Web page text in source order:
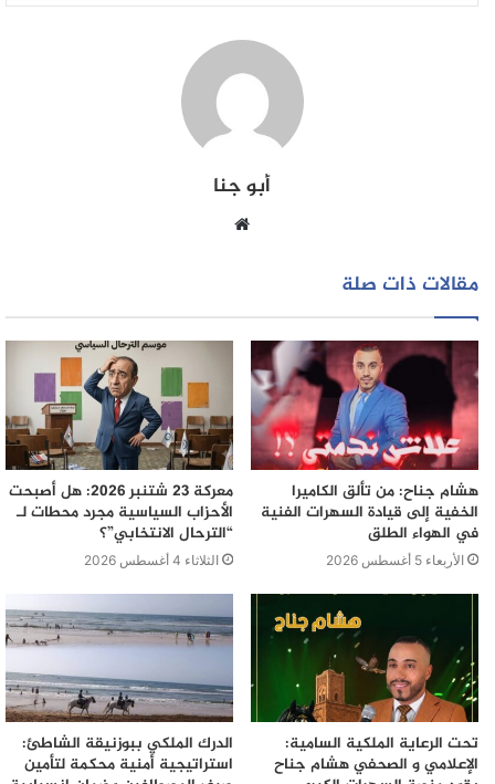
التقطيع الانتخابي والدوائر، والرفع من تمثيلية النساء والشباب
والكفاءات والقطع مع المرشحين الفاسدين، إلى جانب فتح
المجال أمام مشاركة مغاربة العالم في التصويت.
أبو جنا
مقالات ذات صلة
هشام جناح: من تألق الكاميرا
الخفية إلى قيادة السهرات الفنية
في الهواء الطلق
الأربعاء 5 أغسطس 2026
معركة 23 شتنبر 2026: هل أصبحت
الأحزاب السياسية مجرد محطات لـ
“الترحال الانتخابي”؟
الثلاثاء 4 أغسطس 2026
تحت الرعاية الملكية السامية:
الإعلامي و الصحفي هشام جناح
الدرك الملكي ببوزنيقة الشاطئ:
استراتيجية أمنية محكمة لتأمين